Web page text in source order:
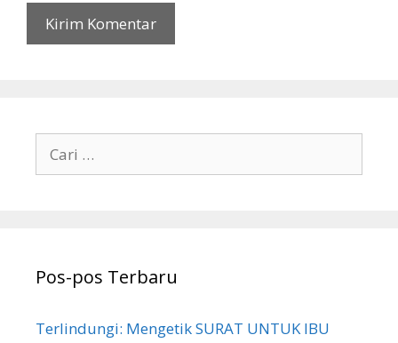
untuk:
Pos-pos Terbaru
Terlindungi: Mengetik SURAT UNTUK IBU